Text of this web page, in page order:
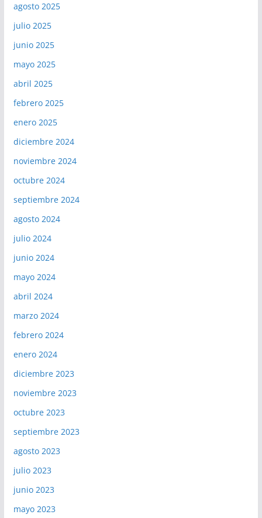
agosto 2025
julio 2025
junio 2025
mayo 2025
abril 2025
febrero 2025
enero 2025
diciembre 2024
noviembre 2024
octubre 2024
septiembre 2024
agosto 2024
julio 2024
junio 2024
mayo 2024
abril 2024
marzo 2024
febrero 2024
enero 2024
diciembre 2023
noviembre 2023
octubre 2023
septiembre 2023
agosto 2023
julio 2023
junio 2023
mayo 2023